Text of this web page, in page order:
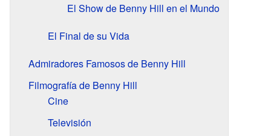
El Show de Benny Hill en el Mundo
El Final de su Vida
Admiradores Famosos de Benny Hill
Filmografía de Benny Hill
Cine
Televisión